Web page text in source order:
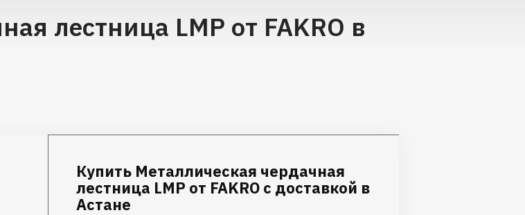
лестница LMP от FAKRO в
Купить Металлическая чердачная
лестница LMP от FAKRO с доставкой в
Астане